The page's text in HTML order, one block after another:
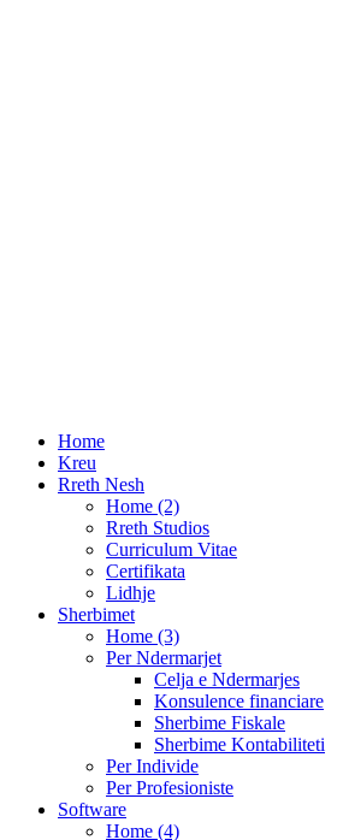
Home
Kreu
Rreth Nesh
Home (2)
Rreth Studios
Curriculum Vitae
Certifikata
Lidhje
Sherbimet
Home (3)
Per Ndermarjet
Celja e Ndermarjes
Konsulence financiare
Sherbime Fiskale
Sherbime Kontabiliteti
Per Individe
Per Profesioniste
Software
Home (4)